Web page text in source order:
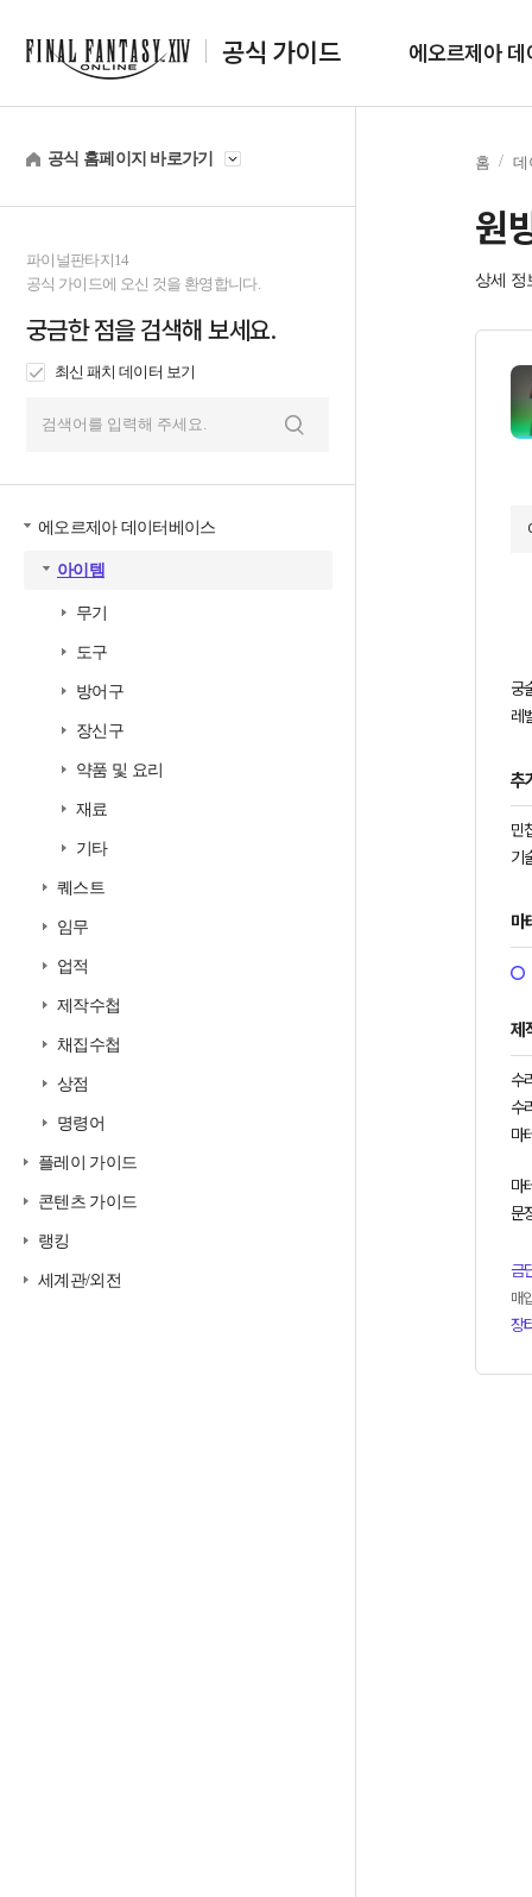
공식 가이드 에오르제아
공식 홈페이지 바로가기
파이널판타지14
공식 가이드에 오신 것을 환영합니다.
궁금한 점을 검색해 보세요.
최신 패치 데이터 보기
에오르제아 데이터베이스
아이템
무기
도구
방어구
장신구
약품 및 요리
재료
기타
퀘스트
임무
업적
제작수첩
채집수첩
상점
명령어
플레이 가이드
콘텐츠 가이드
랭킹
세계관/외전
홈 데
원
상세 정
궁
레
추
민
기
마
제
수
수
마
마
문
금
매
장